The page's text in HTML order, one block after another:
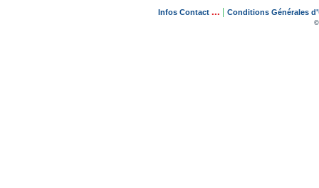
Infos Contact ... Conditions Générales
©